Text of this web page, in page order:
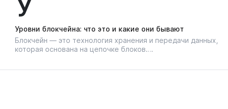
Уровни блокчейна: что это и какие они бывают
Блокчейн — это технология хранения и передачи данных,
которая основана на цепочке блоков….